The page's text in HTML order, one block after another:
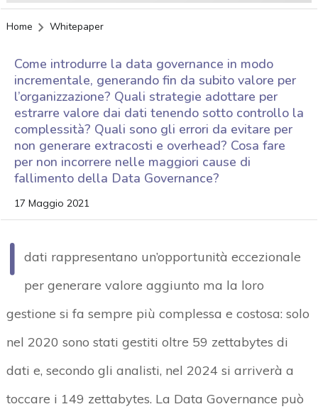
Home Whitepaper
Come introdurre la data governance in modo
incrementale, generando fin da subito valore per
l’organizzazione? Quali strategie adottare per
estrarre valore dai dati tenendo sotto controllo la
complessità? Quali sono gli errori da evitare per
non generare extracosti e overhead? Cosa fare
per non incorrere nelle maggiori cause di
fallimento della Data Governance?
17 Maggio 2021
I dati rappresentano un’opportunità eccezionale
per generare valore aggiunto ma la loro
gestione si fa sempre più complessa e costosa: solo
nel 2020 sono stati gestiti oltre 59 zettabytes di
dati e, secondo gli analisti, nel 2024 si arriverà a
toccare i 149 zettabytes. La Data Governance può